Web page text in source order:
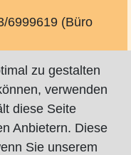
6999619 (Büro
zu gestalten
verwenden
diese Seite
Anbietern. Diese
Sie unserem